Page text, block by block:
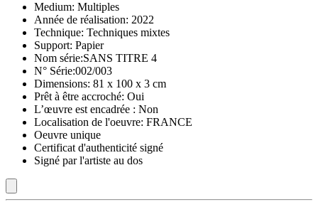
Medium: Multiples
Année de réalisation: 2022
Technique: Techniques mixtes
Support: Papier
Nom série:SANS TITRE 4
N° Série:002/003
Dimensions: 81 x 100 x 3 cm
Prêt à être accroché: Oui
L’œuvre est encadrée : Non
Localisation de l'oeuvre: FRANCE
Oeuvre unique
Certificat d'authenticité signé
Signé par l'artiste au dos